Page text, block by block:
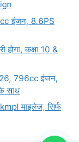
इंजन, 8.6PS
कक्षा 10 &
796cc इंजन,
साथ
माइलेज, सिर्फ